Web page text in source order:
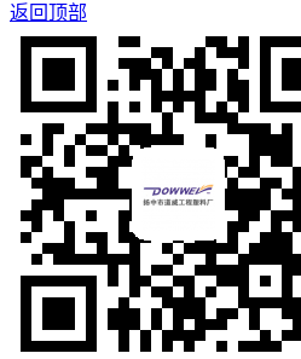
返回顶部